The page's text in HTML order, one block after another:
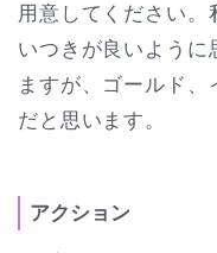
用意してください
いつきが良いように
ますが、ゴールド
だと思います。
アクション